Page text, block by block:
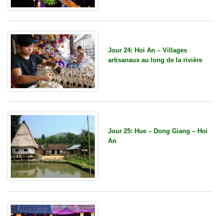
Jour 24: Hoi An – Villages
artisanaux au long de la rivière
Jour 25: Hue – Dong Giang – Hoi
An